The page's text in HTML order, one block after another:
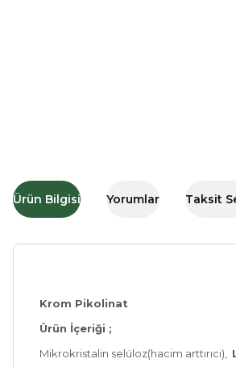
Ürün Bilgisi Yorumlar Taksit
Krom Pikolinat
Ürün İçeriği ;
Mikrokristalin selüloz(hacim arttırıcı),